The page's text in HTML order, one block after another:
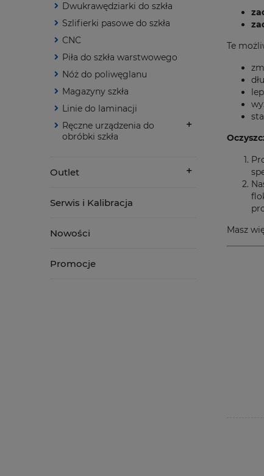
Dwukrawędziarki do szkła
Szlifierki pasowe do szkła
CNC
Piła do szkła warstwowego
Nóż do poliwęglanu
Magazyny szkła
Linie do laminacji
Ręczne urządzenia do
obróbki szkła
Outlet
Serwis i Kalibracja
Nowości
Promocje
Te
Masz